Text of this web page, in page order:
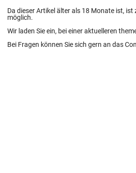
Da dieser Artikel älter als 18 Monate ist,
möglich.
Wir laden Sie ein, bei einer aktuelleren
Bei Fragen können Sie sich gern an das